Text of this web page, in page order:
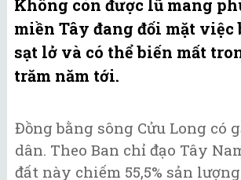
Không còn được lũ mang
miền Tây đang đối mặt việc
sạt lở và có thể biến mất
trăm năm tới.
Đồng bằng sông Cửu Long có
dân. Theo Ban chỉ đạo Tây
đất này chiếm 55,5% sản